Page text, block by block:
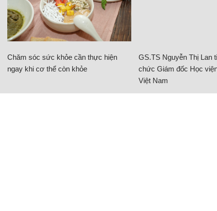
Chăm sóc sức khỏe cần thực hiện
ngay khi cơ thể còn khỏe
GS.TS Nguyễn Thị Lan
chức Giám đốc Học
Việt Nam